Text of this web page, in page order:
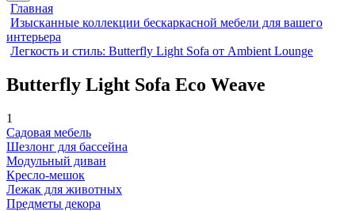
Главная
Изысканные коллекции бескаркасной мебели для вашего
интерьера
Легкость и стиль: Butterfly Light Sofa от Ambient Lounge
Butterfly Light Sofa Eco Weave
1
Садовая мебель
Шезлонг для бассейна
Модульный диван
Кресло-мешок
Лежак для животных
Предметы декора